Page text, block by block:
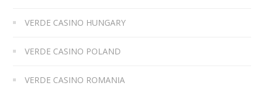
VERDE CASINO HUNGARY
VERDE CASINO POLAND
VERDE CASINO ROMANIA